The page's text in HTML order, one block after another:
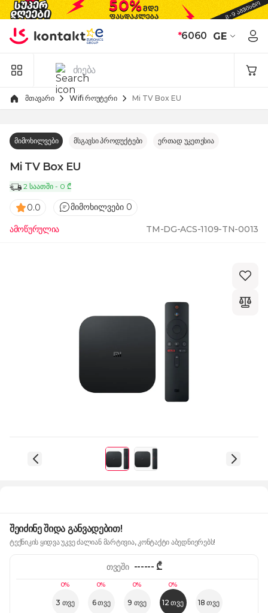
Skip to Content
*6060 GE
მთავარი Wifi როუტერი Mi TV Box EU
მიმოხილვები მსგავსი პროდუქტები ერთად უკეთესია
Mi TV Box EU
2 საათში - 0 ₾
0.0 მიმოხილვები 0
ამოწურულია TM-DG-ACS-1109-TN-0013
შეიძინე შიდა განვადებით!
ტექნიკის ყიდვა უკვე ძალიან მარტივია, კონტაქტი აბედნიერებს!
0%
3 თვე
0%
6 თვე
0%
9 თვე
0%
12 თვე 18 თვე
თვეში ------₾